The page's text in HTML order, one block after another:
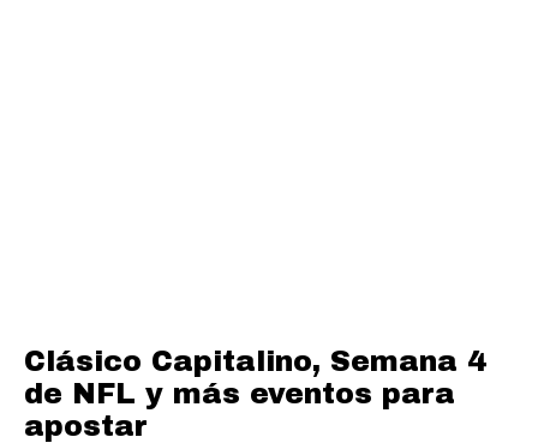
Clásico Capitalino, Semana 4
de NFL y más eventos para
apostar